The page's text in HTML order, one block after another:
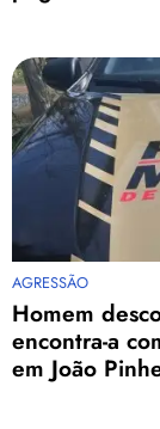
AGRESSÃO
Homem
encontra-a
em João